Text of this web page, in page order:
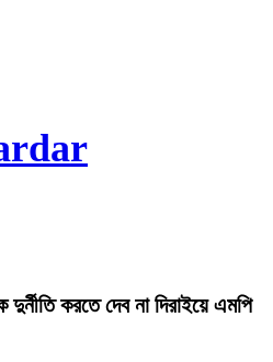
করতে দেব না দিরাইয়ে এমপি